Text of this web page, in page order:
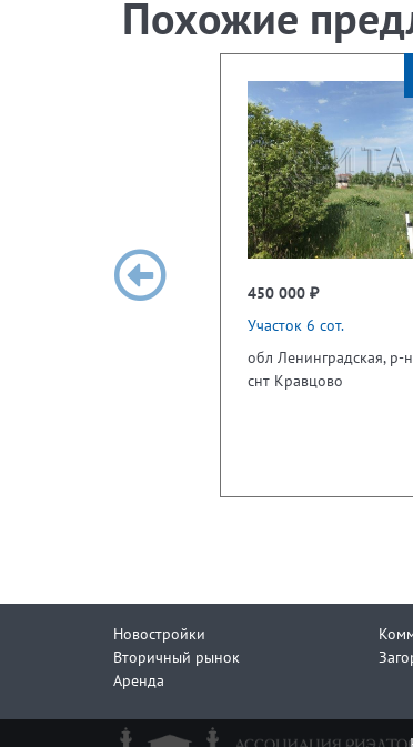
Похожие
450 000 ₽
Участок 6 сот.
обл Ленинградская, р-
снт Кравцово
Новостройки
Вторичный рынок
Аренда